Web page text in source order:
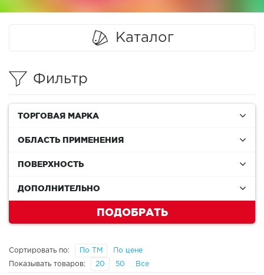
Каталог
Фильтр
ТОРГОВАЯ МАРКА
ОБЛАСТЬ ПРИМЕНЕНИЯ
ПОВЕРХНОСТЬ
ДОПОЛНИТЕЛЬНО
ПОДОБРАТЬ
Сортировать по: По ТМ По цене
Показывать товаров: 20 50 Все